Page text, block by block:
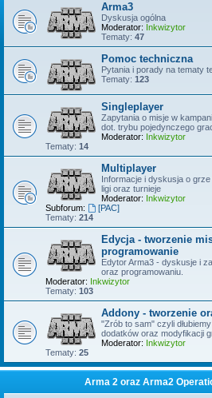
Arma3
Dyskusja ogólna
Moderator: Inkwizytor
Tematy: 47
Pomoc techniczna
Pytania i porady na tematy
Tematy: 123
Singleplayer
Zapytania o misje w
dot. trybu pojedynczego
Moderator: Inkwizytor
Tematy: 14
Multiplayer
Informacje i dyskusja o
ligi oraz turnieje
Moderator: Inkwizytor
Subforum:
[PAC]
Tematy: 214
Edycja - tworzenie
programowanie
Edytor Arma3 - dyskusje i
oraz programowaniu.
Moderator: Inkwizytor
Tematy: 103
Addony - tworzenie
"Zrób to sam" czyli
dodatków oraz modyfikacji
Moderator: Inkwizytor
Tematy: 25
Arma 2 oraz Arma2